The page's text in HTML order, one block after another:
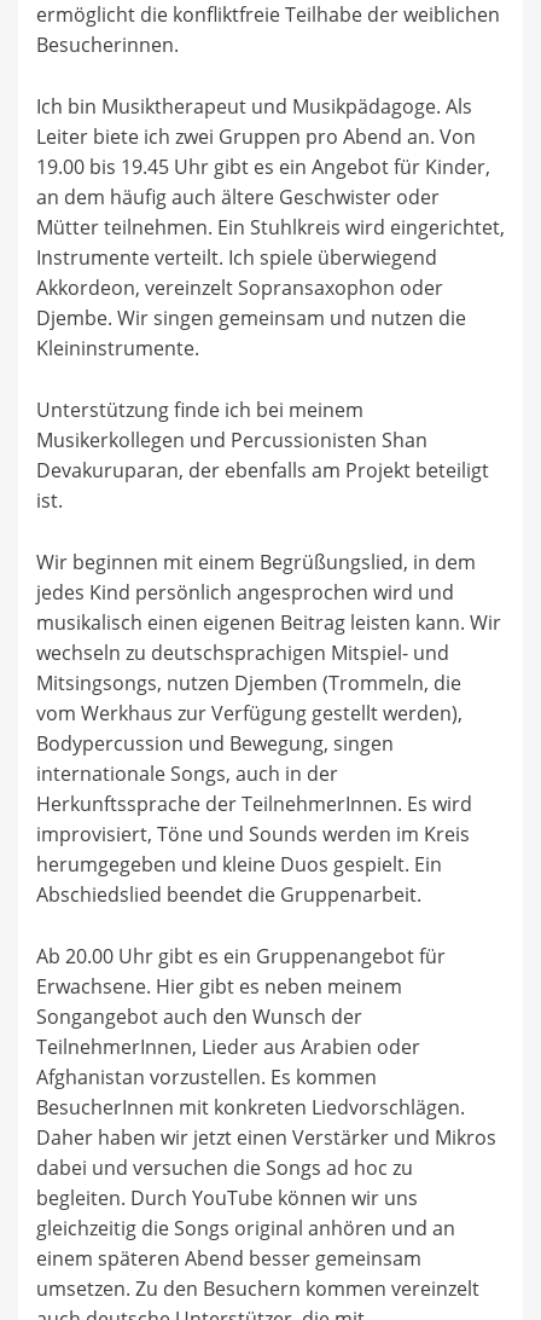
ermöglicht die konfliktfreie Teilhabe der weiblichen
Besucherinnen.
Ich bin Musiktherapeut und Musikpädagoge. Als
Leiter biete ich zwei Gruppen pro Abend an. Von
19.00 bis 19.45 Uhr gibt es ein Angebot für Kinder,
an dem häufig auch ältere Geschwister oder
Mütter teilnehmen. Ein Stuhlkreis wird eingerichtet,
Instrumente verteilt. Ich spiele überwiegend
Akkordeon, vereinzelt Sopransaxophon oder
Djembe. Wir singen gemeinsam und nutzen die
Kleininstrumente.
Unterstützung finde ich bei meinem
Musikerkollegen und Percussionisten Shan
Devakuruparan, der ebenfalls am Projekt beteiligt
ist.
Wir beginnen mit einem Begrüßungslied, in dem
jedes Kind persönlich angesprochen wird und
musikalisch einen eigenen Beitrag leisten kann. Wir
wechseln zu deutschsprachigen Mitspiel- und
Mitsingsongs, nutzen Djemben (Trommeln, die
vom Werkhaus zur Verfügung gestellt werden),
Bodypercussion und Bewegung, singen
internationale Songs, auch in der
Herkunftssprache der TeilnehmerInnen. Es wird
improvisiert, Töne und Sounds werden im Kreis
herumgegeben und kleine Duos gespielt. Ein
Abschiedslied beendet die Gruppenarbeit.
Ab 20.00 Uhr gibt es ein Gruppenangebot für
Erwachsene. Hier gibt es neben meinem
Songangebot auch den Wunsch der
TeilnehmerInnen, Lieder aus Arabien oder
Afghanistan vorzustellen. Es kommen
BesucherInnen mit konkreten Liedvorschlägen.
Daher haben wir jetzt einen Verstärker und Mikros
dabei und versuchen die Songs ad hoc zu
begleiten. Durch YouTube können wir uns
gleichzeitig die Songs original anhören und an
einem späteren Abend besser gemeinsam
umsetzen. Zu den Besuchern kommen vereinzelt